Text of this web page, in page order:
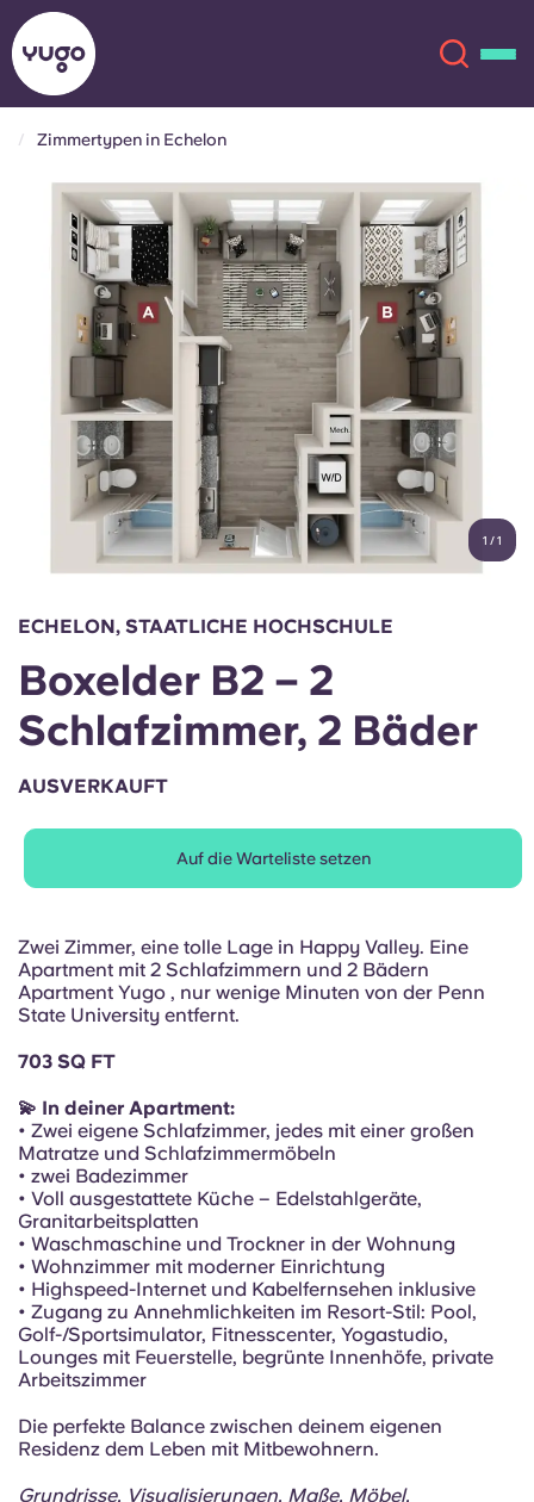
Über uns
Standorte
Mehr
Konto Sprache
English (GB)
Chinese
Español
Italian
French
Wähle ein Land aus
Anmelden
Jetzt buchen
English (GB)
English (US)
Chinese Español
Català Deutsch
Italian French
Portuguese
Zimmertypen in Echelon
1 /1
ECHELON, STAATLICHE HOCHSCHULE
Boxelder B2 – 2
Schlafzimmer, 2 Bäder
AUSVERKAUFT
Auf die Warteliste setzen
Zwei Zimmer, eine tolle Lage in Happy Valley. Eine
Apartment mit 2 Schlafzimmern und 2 Bädern
Apartment Yugo , nur wenige Minuten von der Penn
State University entfernt.
703 SQ FT
💫 In deiner Apartment:
• Zwei eigene Schlafzimmer, jedes mit einer großen
Matratze und Schlafzimmermöbeln
• zwei Badezimmer
• Voll ausgestattete Küche – Edelstahlgeräte,
Granitarbeitsplatten
• Waschmaschine und Trockner in der Wohnung
• Wohnzimmer mit moderner Einrichtung
• Highspeed-Internet und Kabelfernsehen inklusive
• Zugang zu Annehmlichkeiten im Resort-Stil: Pool,
Golf-/Sportsimulator, Fitnesscenter, Yogastudio,
Lounges mit Feuerstelle, begrünte Innenhöfe, private
Arbeitszimmer
Die perfekte Balance zwischen deinem eigenen
Residenz dem Leben mit Mitbewohnern.
Grundrisse, Visualisierungen, Maße, Möbel,